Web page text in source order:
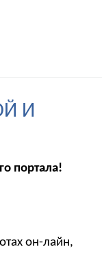
И
портала!
он-лайн,